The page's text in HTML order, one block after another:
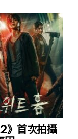
》首次拍攝